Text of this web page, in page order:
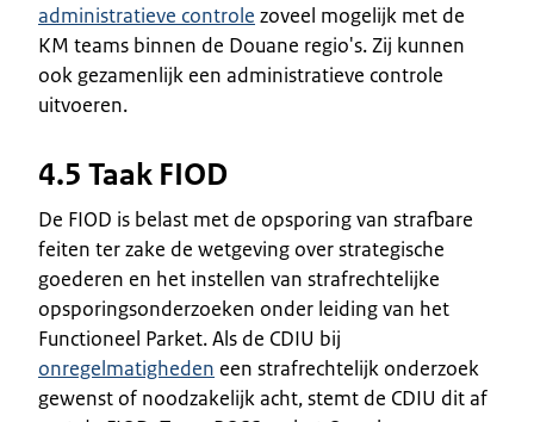
administratieve controle zoveel mogelijk met de
KM teams binnen de Douane regio's. Zij kunnen
ook gezamenlijk een administratieve controle
uitvoeren.
4.5 Taak FIOD
De FIOD is belast met de opsporing van strafbare
feiten ter zake de wetgeving over strategische
goederen en het instellen van strafrechtelijke
opsporingsonderzoeken onder leiding van het
Functioneel Parket. Als de CDIU bij
onregelmatigheden een strafrechtelijk onderzoek
gewenst of noodzakelijk acht, stemt de CDIU dit af